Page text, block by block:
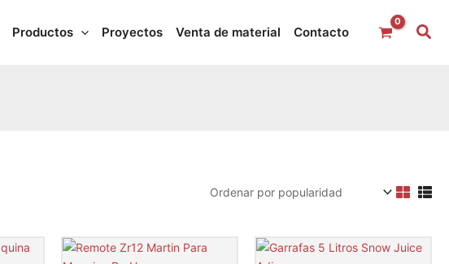
Productos Proyectos Venta de material Contacto